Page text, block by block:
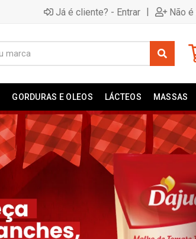
Já é cliente? - Entrar | Não
GORDURAS E OLEOS LÁCTEOS MASSAS